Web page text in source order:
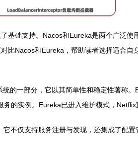
基础支持。Nacos和Eureka是两个广泛
比Nacos和Eureka，帮助读者选择适合自
的一部分，它以其简单性和稳定性著称
的实例。Eureka已进入维护模式，Netflix
不仅支持服务注册与发现，还集成了配